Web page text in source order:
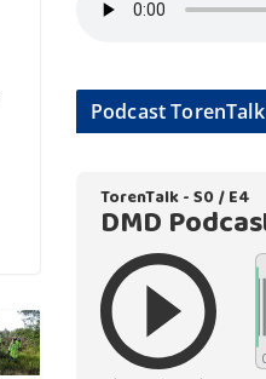
Podcast TorenTalk